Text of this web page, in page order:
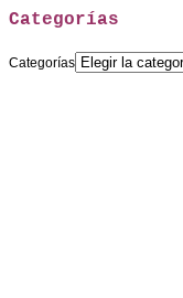
Categorías
Categorías